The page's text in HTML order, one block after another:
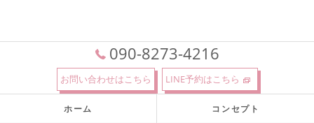
090-8273-4216
お問い合わせはこちら LINE予約はこちら
ホーム コンセプト